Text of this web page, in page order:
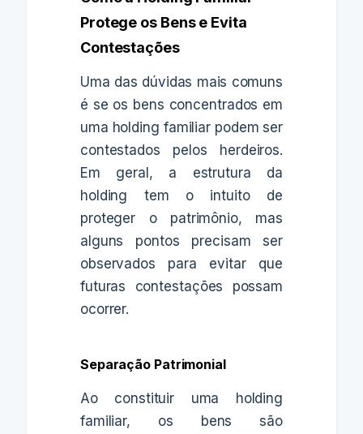
Protege os Bens e Evita
Contestações
Uma das dúvidas mais comuns
é se os bens concentrados em
uma holding familiar podem ser
contestados pelos herdeiros.
Em geral, a estrutura da
holding tem o intuito de
proteger o patrimônio, mas
alguns pontos precisam ser
observados para evitar que
futuras contestações possam
ocorrer.
Separação Patrimonial
Ao constituir uma holding
familiar, os bens são